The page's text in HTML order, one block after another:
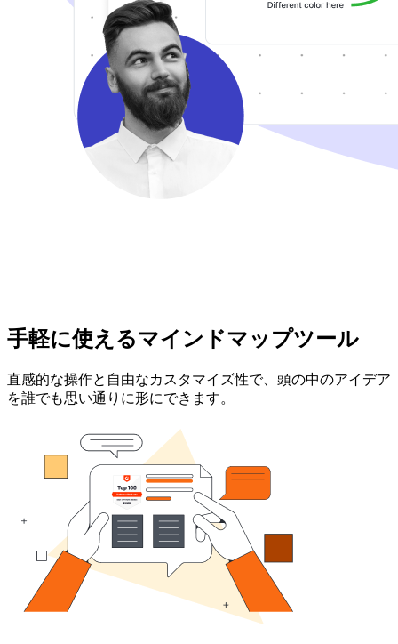
手軽に使えるマインドマップツール
直感的な操作と自由なカスタマイズ性で、頭の中のアイデア
を誰でも思い通りに形にできます。